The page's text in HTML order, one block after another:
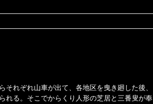
それぞれ山車が出て、各地区を曳き廻した後、
れる。そこでからくり人形の芝居と三番叟が奉